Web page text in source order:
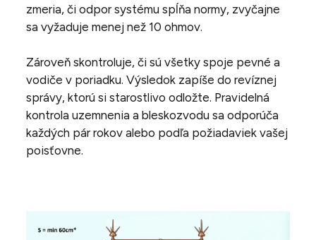
zmeria, či odpor systému spĺňa normy, zvyčajne
sa vyžaduje menej než 10 ohmov.
Zároveň skontroluje, či sú všetky spoje pevné a
vodiče v poriadku. Výsledok zapíše do revíznej
správy, ktorú si starostlivo odložte. Pravidelná
kontrola uzemnenia a bleskozvodu sa odporúča
každých pár rokov alebo podľa požiadaviek vašej
poisťovne.